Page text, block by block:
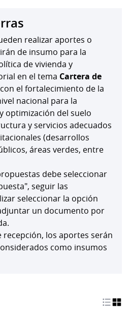
realizar aportes o
de insumo para la
de vivienda y
en el tema Cartera de
el fortalecimiento de la
nacional para la
optimización del suelo
y servicios adecuados
(desarrollos
áreas verdes, entre
debe seleccionar
seguir las
seleccionar la opción
un documento por
recepción, los aportes serán
como insumos